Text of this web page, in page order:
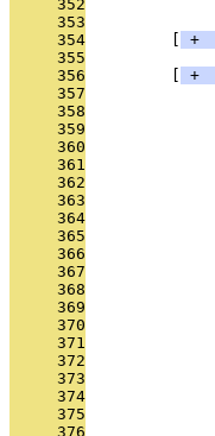
     352
     353
     354
+
     355
     356
+
     357
     358
     359
     360
     361
     362
     363
     364
     365
     366
     367
     368
     369
     370
     371
     372
     373
     374
     375
     376